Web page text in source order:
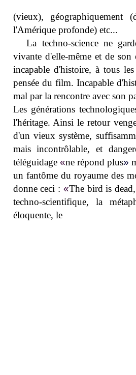
(vieux), géographiquement
l'Amérique profonde) etc...
La techno-science ne
vivante d'elle-même et de
incapable d'histoire, à tous
pensée du film. Incapable
mal par la rencontre avec son
Les générations
l'héritage. Ainsi le retour
d'un vieux système,
mais incontrôlable, et
téléguidage «ne répond plus»
un fantôme du royaume des
donne ceci : «The bird is
techno-scientifique, la
éloquente, le